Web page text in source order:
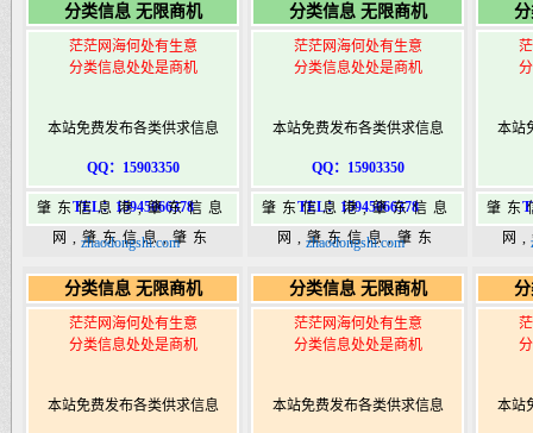
港|www.zhaodongshi.com港|www.zhaodongshi.com
港
分类信息 无限商机
茫茫网海何处有生意
分类信息处处是商机
本站免费发布各类供求信息
QQ：15903350
TEL：15945066378
肇东信息港,肇东信息
网,肇东信息,肇东
港|www.zhaodongshi.com
zhaodongshi.com
分类信息 无限商机
茫茫网海何处有生意
分类信息处处是商机
本站免费发布各类供求信息
QQ：15903350
TEL：15945066378
肇东信息港,肇东信息
网,肇东信息,肇东
港|www.zhaodongshi.com
zhaodongshi.com
本站
肇东
网
港
分类信息 无限商机
茫茫网海何处有生意
分类信息处处是商机
本站免费发布各类供求信息
分类信息 无限商机
茫茫网海何处有生意
分类信息处处是商机
本站免费发布各类供求信息 本站